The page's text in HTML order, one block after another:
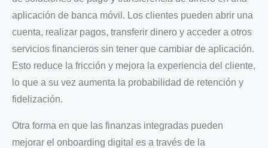
aplicación de banca móvil. Los clientes pueden abrir una
cuenta, realizar pagos, transferir dinero y acceder a otros
servicios financieros sin tener que cambiar de aplicación.
Esto reduce la fricción y mejora la experiencia del cliente,
lo que a su vez aumenta la probabilidad de retención y
fidelización.
Otra forma en que las finanzas integradas pueden
mejorar el onboarding digital es a través de la